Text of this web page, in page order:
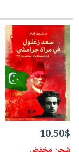
10.50$